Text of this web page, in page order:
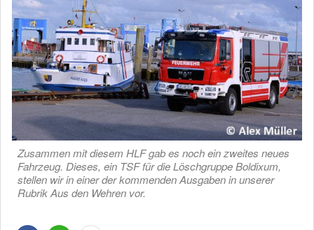
Zusammen mit diesem HLF gab es noch ein zweites neues
Fahrzeug. Dieses, ein TSF für die Löschgruppe Boldixum,
stellen wir in einer der kommenden Ausgaben in unserer
Rubrik Aus den Wehren vor.